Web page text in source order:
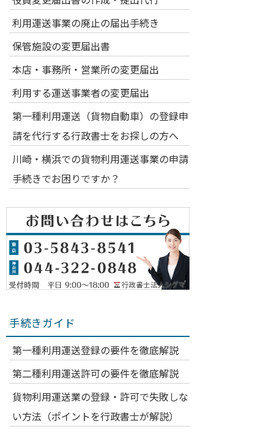
利用運送事業の廃止の届出手続き
保管施設の変更届出書
本店・事務所・営業所の変更届出
利用する運送事業者の変更届出
第一種利用運送（貨物自動車）の登録申
請を代行する行政書士をお探しの方へ
川崎・横浜での貨物利用運送事業の申請
手続きでお困りですか？
手続きガイド
第一種利用運送登録の要件を徹底解説
第二種利用運送許可の要件を徹底解説
貨物利用運送業の登録・許可で失敗しな
い方法（ポイントを行政書士が解説）